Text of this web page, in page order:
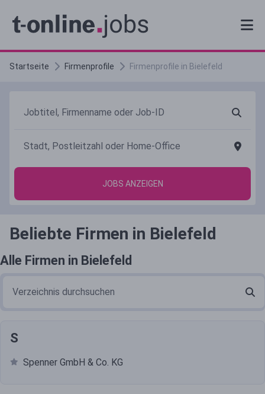
Startseite Firmenprofile Firmenprofile in Bielefeld
JOBS ANZEIGEN
Beliebte Firmen in Bielefeld
Alle Firmen in Bielefeld
S
Spenner GmbH & Co. KG